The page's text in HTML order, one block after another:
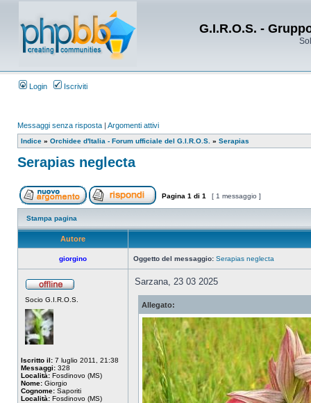
G.I.R.O.S. -
Login Iscriviti
Messaggi senza risposta | Argomenti attivi
Indice » Orchidee d'Italia - Forum ufficiale del G.I.R.O.S. » Serapias
Serapias neglecta
Pagina 1 di 1 [ 1 messaggio ]
Stampa pagina
Autore
giorgino Oggetto del messaggio: Serapias neglecta
Socio G.I.R.O.S.
Iscritto il: 7 luglio 2011, 21:38
Messaggi: 328
Località: Fosdinovo (MS)
Nome: Giorgio
Cognome: Saporiti
Località: Fosdinovo (MS)
Sarzana, 23 03 2025
Allegato: